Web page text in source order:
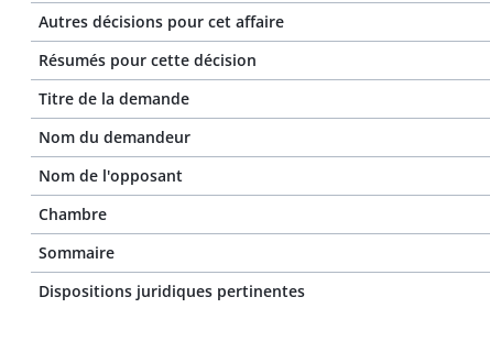
Autres décisions pour cet affaire
Résumés pour cette décision
Titre de la demande
Nom du demandeur
Nom de l'opposant
Chambre
Sommaire
Dispositions juridiques pertinentes